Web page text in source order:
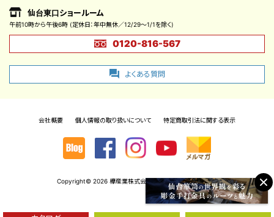
仙台東口ショールーム
午前10時から午後6時 (定休日：年中無休／12/29～1/1を除く)
0120-816-567
よくある質問
会社概要 個人情報の取り扱いについて 特定商取引法に関する表示
Copyright© 2026 欅産業株式会社. All Rights. Reserved.,